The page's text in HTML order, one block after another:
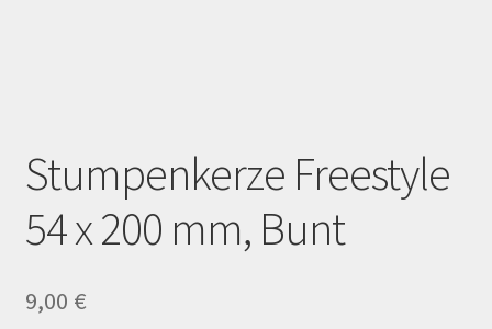
Kerzenpflege
Mein Konto
My Account
Stumpenkerze Freestyle
54 x 200 mm, Bunt
9,00 €